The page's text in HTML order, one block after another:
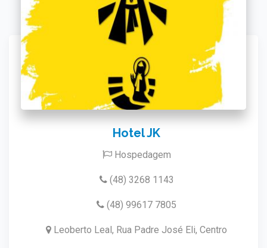
Hotel JK
Hospedagem
(48) 3268 1143
(48) 99617 7805
Leoberto Leal, Rua Padre José Eli, Centro